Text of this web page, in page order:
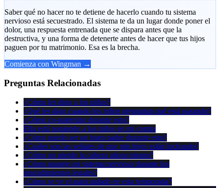
Saber qué no hacer no te detiene de hacerlo cuando tu sistema
nervioso está secuestrado. El sistema te da un lugar donde poner el
dolor, una respuesta entrenada que se dispara antes que la
destructiva, y una forma de detenerte antes de hacer que tus hijos
paguen por tu matrimonio. Esa es la brecha.
Comienza con Wingman →
Preguntas Relacionadas
¿Cómo les digo a los niños?
¿Qué les digo cuando los niños preguntan qué está pasando?
¿Cómo co-paternizo durante esto?
Ella está poniendo a los niños en mi contra
¿Cómo puedo ser un buen padre durante esto?
¿Cuáles son las señales de que mis hijos están luchando?
¿Cómo no pierdo la cabeza ahora mismo?
¿Cómo manejo mi sistema nervioso durante los
procedimientos legales?
¿Cómo se ve el autocuidado en esta temporada?